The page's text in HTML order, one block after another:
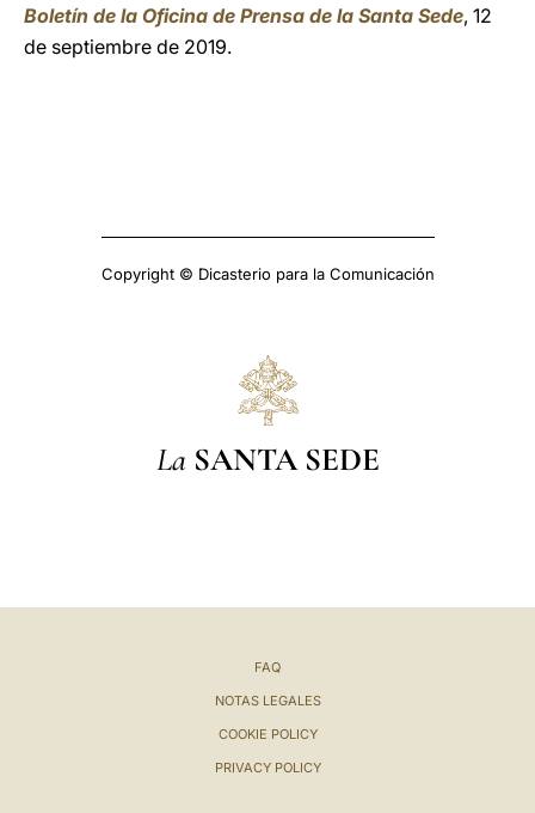
Boletín de la Oficina de Prensa de la Santa Sede, 12
de septiembre de 2019.
Copyright © Dicasterio para la Comunicación
La SANTA SEDE
FAQ
NOTAS LEGALES
COOKIE POLICY
PRIVACY POLICY